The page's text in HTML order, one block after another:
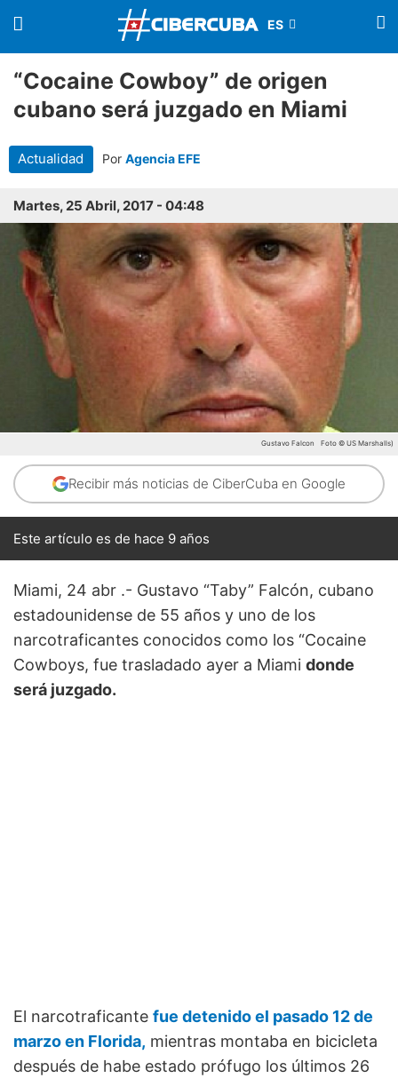
“Cocaine Cowboy” de origen
cubano será juzgado en Miami
Actualidad Por Agencia EFE
Martes, 25 Abril, 2017 - 04:48
Gustavo Falcon Foto © US Marshalls)
Recibir más noticias de CiberCuba en Google
Este artículo es de hace 9 años
Miami, 24 abr .- Gustavo “Taby” Falcón, cubano
estadounidense de 55 años y uno de los
narcotraficantes conocidos como los “Cocaine
Cowboys, fue trasladado ayer a Miami donde
será juzgado.
El narcotraficante fue detenido el pasado 12 de
marzo en Florida, mientras montaba en bicicleta
después de habe estado prófugo los últimos 26